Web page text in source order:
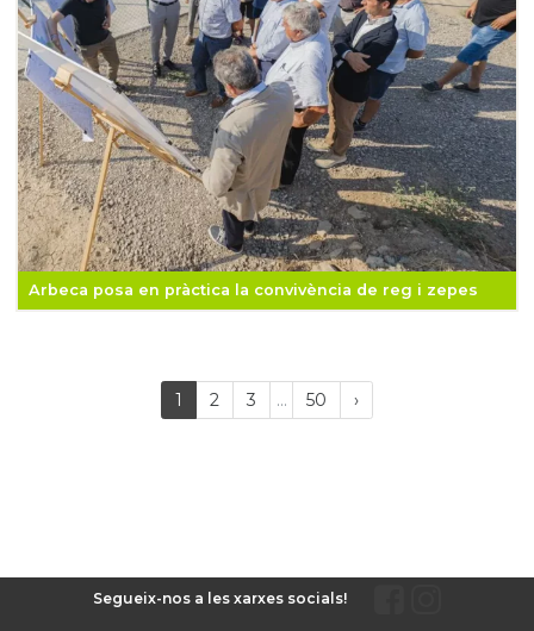
Arbeca posa en pràctica la convivència de reg i zepes
1 (current)
2 3 ... 50 ›Próxima
página
Segueix-nos a les xarxes socials!